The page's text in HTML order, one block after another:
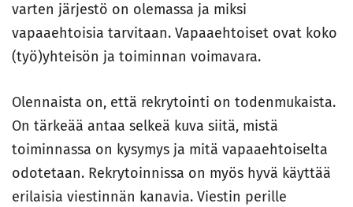
varten järjestö on olemassa ja miksi
vapaaehtoisia tarvitaan. Vapaaehtoiset ovat koko
(työ)yhteisön ja toiminnan voimavara.
Olennaista on, että rekrytointi on todenmukaista.
On tärkeää antaa selkeä kuva siitä, mistä
toiminnassa on kysymys ja mitä vapaaehtoiselta
odotetaan. Rekrytoinnissa on myös hyvä käyttää
erilaisia viestinnän kanavia. Viestin perille